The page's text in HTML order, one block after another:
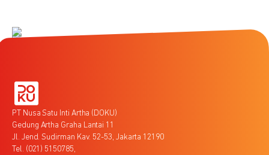
PT Nusa Satu Inti Artha (DOKU)
Gedung Artha Graha Lantai 11
Jl. Jend. Sudirman Kav. 52-53, Jakarta 12190
Tel. (021) 5150785,